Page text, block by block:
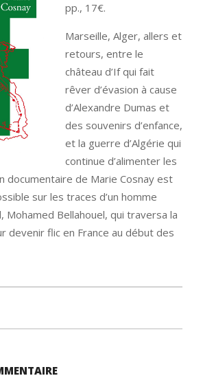
pp., 17€.
Marseille, Alger, allers et
retours, entre le
château d’If qui fait
rêver d’évasion à cause
d’Alexandre Dumas et
des souvenirs d’enfance,
et la guerre d’Algérie qui
continue d’alimenter les
documentaire de Marie Cosnay est
sur les traces d’un homme
Mohamed Bellahouel, qui traversa la
devenir flic en France au début des